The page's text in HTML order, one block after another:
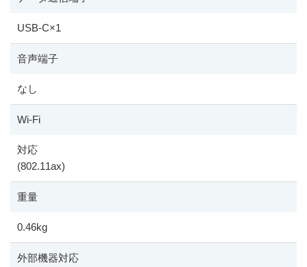
USB-C×1
音声端子
なし
Wi-Fi
対応
(802.11ax)
重量
0.46kg
外部機器対応